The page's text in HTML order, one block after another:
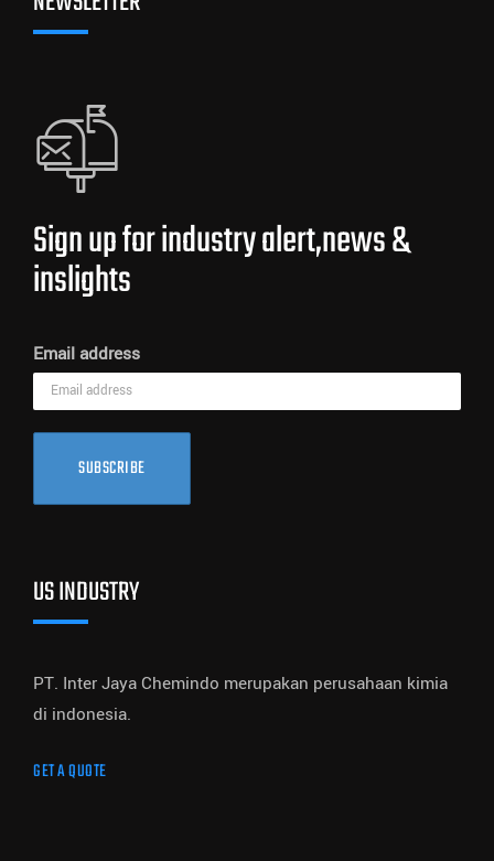
Sign up for industry alert,news &
inslights
Email address
SUBSCRIBE
US INDUSTRY
PT. Inter Jaya Chemindo merupakan perusahaan kimia
di indonesia.
GET A QUOTE